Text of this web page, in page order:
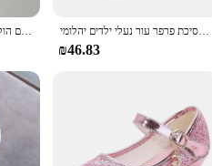
are crafted to keep up with the
The shoes are not just about style;
our natsnatzim come in a
these shoes for as long as they
retailers alike.
נעלי בתולת הים הקטנה נצנצים עבור בנות ערב מסוגננות נעליים שמלת ילדה בלינג יום הולדת נעלי חתונה מסיבת ילדים h03251 נסיכת פרפר עור נעלי ילדים יהלומי Bowknot גבוהה העקב ילדי ילדה ריקוד גליטר נעלי אופנה בנות מסיבת נעלי ריקוד
₪46.83